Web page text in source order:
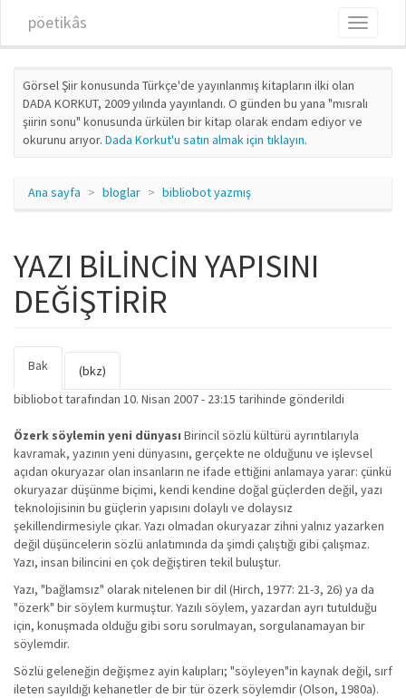
pöetikâs
Toggle
Görsel Şiir konusunda Türkçe'de yayınlanmış kitapların ilki olan
DADA KORKUT, 2009 yılında yayınlandı. O günden bu yana "mısralı
şiirin sonu" konusunda ürkülen bir kitap olarak endam ediyor ve
okurunu arıyor. Dada Korkut'u satın almak için tıklayın.
Ana sayfa bloglar bibliobot yazmış
YAZI BİLİNCİN YAPISINI
DEĞİŞTİRİR
Birincil sekmeler
Bak
sekme)
(bkz)
bibliobottarafından 10. Nisan 2007 - 23:15 tarihinde gönderildi
Özerk söylemin yeni dünyası Birincil sözlü kültürü ayrıntılarıyla
kavramak, yazının yeni dünyasını, gerçekte ne olduğunu ve işlevsel
açıdan okuryazar olan insanların ne ifade ettiğini anlamaya yarar: çünkü
okuryazar düşünme biçimi, kendi kendine doğal güçlerden değil, yazı
teknolojisinin bu güçlerin yapısını dolaylı ve dolaysız
şekillendirmesiyle çıkar. Yazı olmadan okuryazar zihni yalnız yazarken
değil düşüncelerin sözlü anlatımında da şimdi çalıştığı gibi çalışmaz.
Yazı, insan bilincini en çok değiştiren tekil buluştur.
Yazı, "bağlamsız" olarak nitelenen bir dil (Hirch, 1977: 21-3, 26) ya da
"özerk" bir söylem kurmuştur. Yazılı söylem, yazardan ayrı tutulduğu
için, konuşmada olduğu gibi soru sorulmayan, sorgulanamayan bir
söylemdir.
Sözlü geleneğin değişmez ayin kalıpları; "söyleyen"in kaynak değil, sırf
ileten sayıldığı kehanetler de bir tür özerk söylemdir (Olson, 1980a).